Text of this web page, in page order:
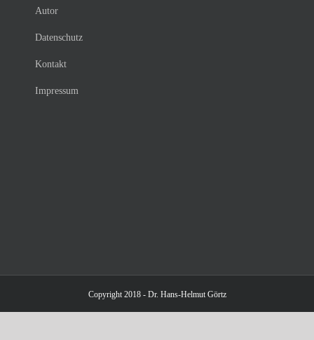
Autor
Datenschutz
Kontakt
Impressum
Copyright 2018 - Dr. Hans-Helmut Görtz